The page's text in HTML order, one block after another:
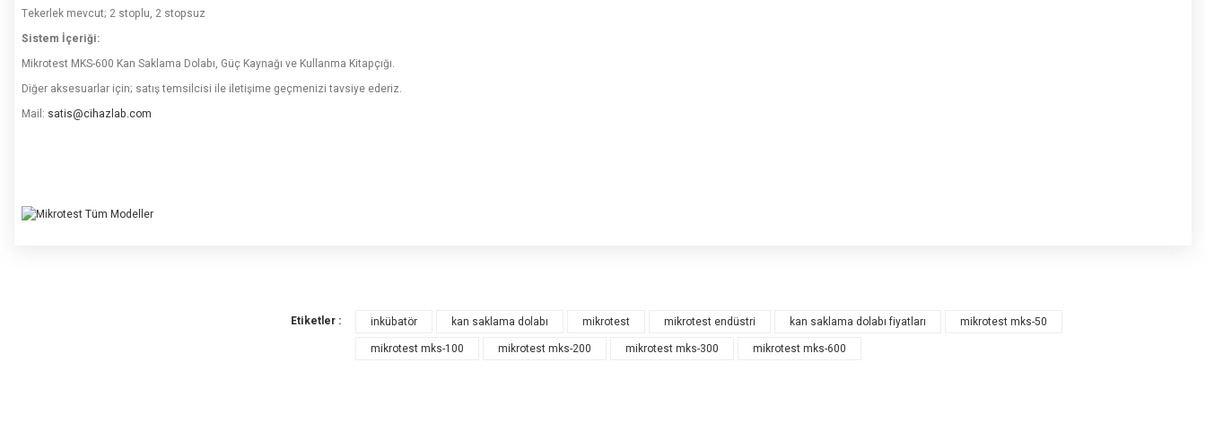
Tekerlek mevcut; 2 stoplu, 2 stopsuz
Sistem İçeriği:
Mikrotest MKS-600 Kan Saklama Dolabı, Güç Kaynağı ve Kullanma Kitapçığı.
Diğer aksesuarlar için; satış temsilcisi ile iletişime geçmenizi tavsiye ederiz.
Mail: satis@cihazlab.com
Etiketler : inkübatör kan saklama dolabı mikrotest mikrotest endüstri kan saklama dolabı fiyatları
mikrotest mks-50
mikrotest mks-100
mikrotest mks-200 mikrotest mks-300 mikrotest mks-600